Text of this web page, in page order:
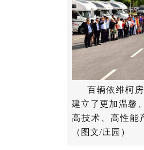
百辆依维柯
建立了更加温馨
高技术、高性能
（图文/庄园）